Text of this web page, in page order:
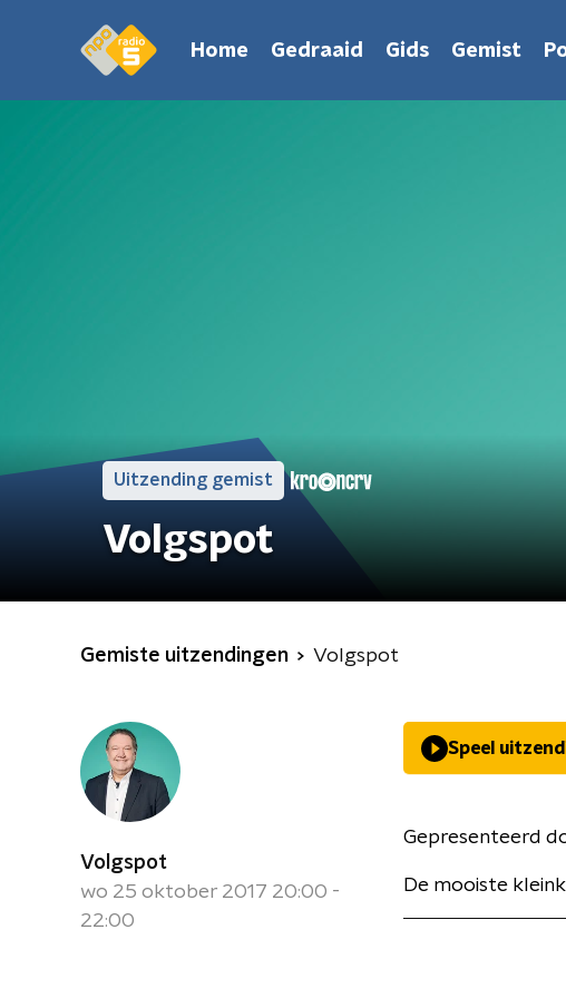
Home Gedraaid Gids Gemist
Uitzending gemist
Volgspot
Gemiste uitzendingen Volgspot
Volgspot
wo 25 oktober 2017 20:00 -
22:00
Speel
Gepresenteerd
De mooiste